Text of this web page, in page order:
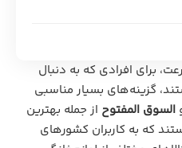
برای افرادی که به دنبال
گزینه‌های بسیار مناسبی
السوق المفتوح از جمله بهترین
که به کاربران کشورهای